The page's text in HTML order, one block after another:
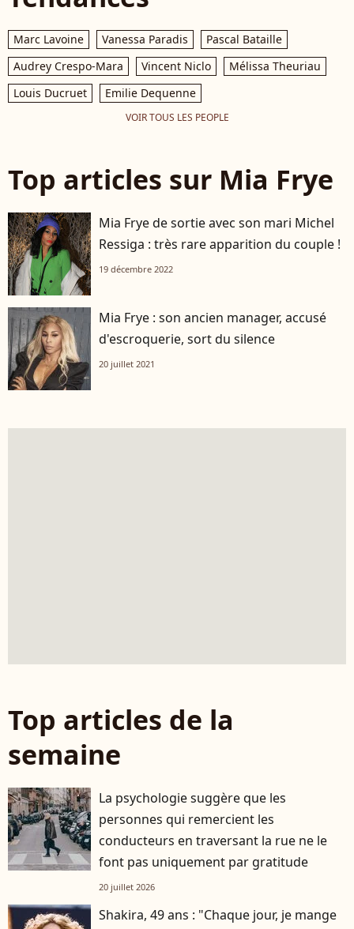
Marc Lavoine Vanessa Paradis
Pascal Bataille
Audrey Crespo-Mara
Vincent Niclo
Mélissa Theuriau
Louis Ducruet
Emilie Dequenne
VOIR TOUS LES PEOPLE
Top articles sur Mia Frye
Mia Frye de sortie avec son mari Michel
Ressiga : très rare apparition du couple !
19 décembre 2022
Mia Frye : son ancien manager, accusé
d'escroquerie, sort du silence
20 juillet 2021
Top articles de la
semaine
La psychologie suggère que les
personnes qui remercient les
conducteurs en traversant la rue ne le
font pas uniquement par gratitude
20 juillet 2026
Shakira, 49 ans : "Chaque jour, je mange